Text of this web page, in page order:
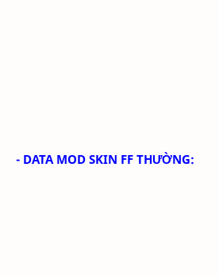
- DATA MOD SKIN FF THƯỜNG: